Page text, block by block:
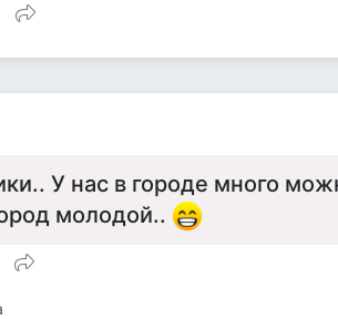
У нас в городе много
молодой..